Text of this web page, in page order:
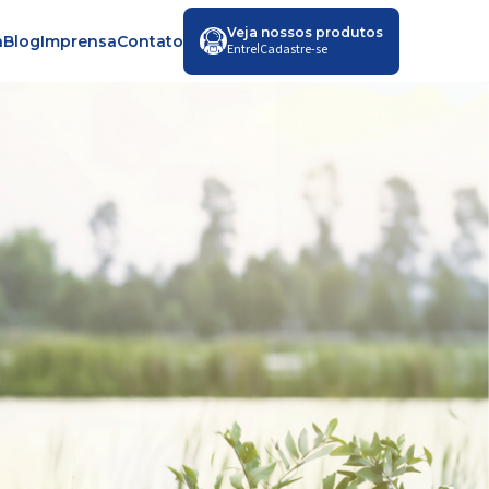
BlogImprensaContato Veja nossos produtos
Entre|Cadastre-se